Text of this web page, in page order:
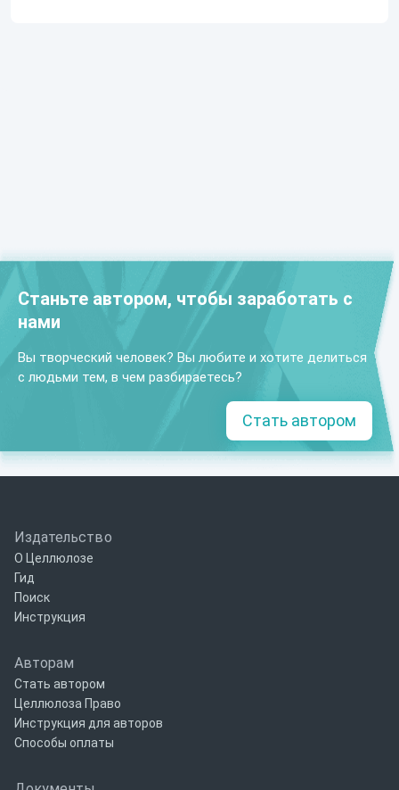
Станьте автором, чтобы заработать с
нами
Вы творческий человек? Вы любите и хотите делиться
с людьми тем, в чем разбираетесь?
Стать автором
Издательство
О Целлюлозе
Гид
Поиск
Инструкция
Авторам
Стать автором
Целлюлоза Право
Инструкция для авторов
Способы оплаты